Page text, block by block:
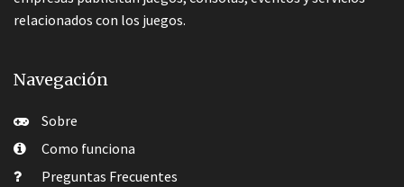
relacionados con los juegos.
Navegación
Sobre
Como funciona
Preguntas Frecuentes